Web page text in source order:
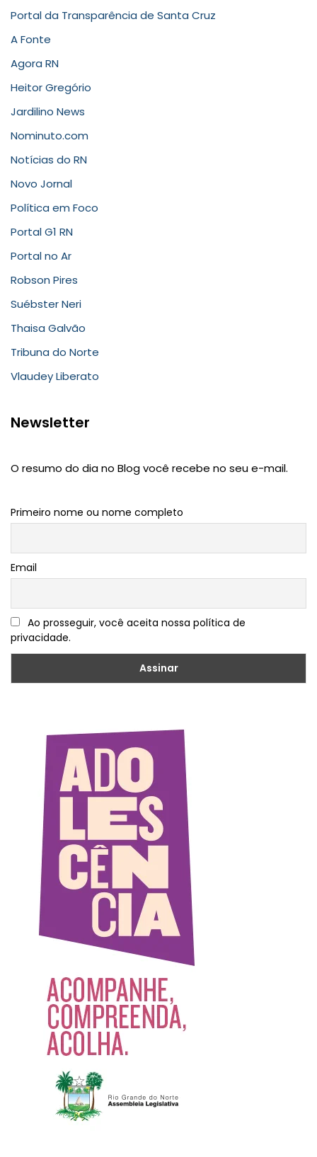
Portal da Transparência de Santa Cruz
A Fonte
Agora RN
Heitor Gregório
Jardilino News
Nominuto.com
Notícias do RN
Novo Jornal
Política em Foco
Portal G1 RN
Portal no Ar
Robson Pires
Suébster Neri
Thaisa Galvão
Tribuna do Norte
Vlaudey Liberato
Newsletter
O resumo do dia no Blog você recebe no seu e-mail.
Primeiro nome ou nome completo
Email
Ao prosseguir, você aceita nossa política de
privacidade.